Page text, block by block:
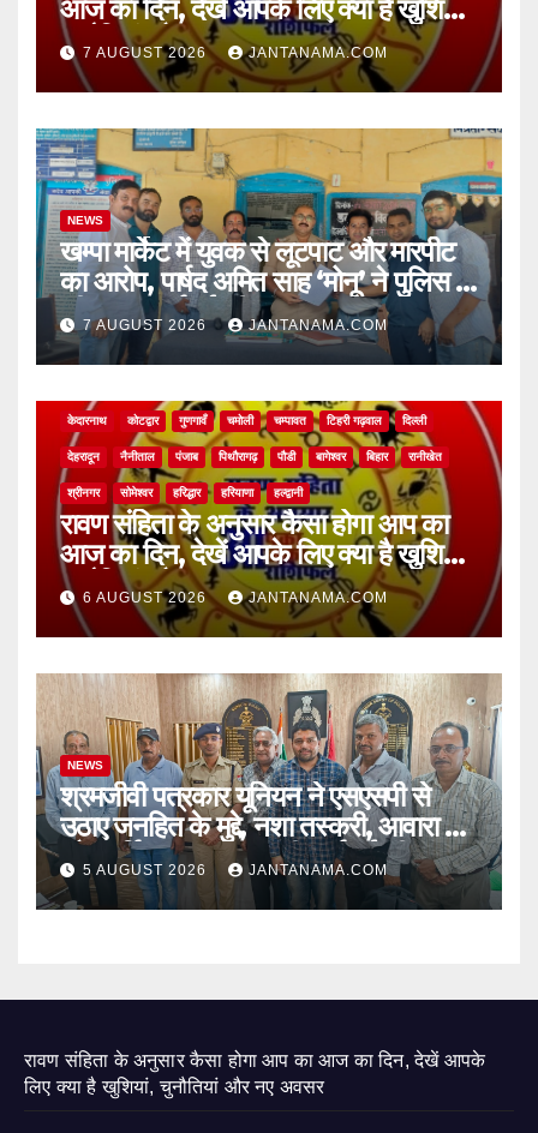
आज का दिन, देखें आपके लिए क्या है खुशियां,
चुनौतियां और नए अवसर
7 AUGUST 2026 JANTANAMA.COM
NEWS
खम्पा मार्केट में युवक से लूटपाट और मारपीट
का आरोप, पार्षद अमित साह ‘मोनू’ ने पुलिस से
की सख्त कार्रवाई की मांग
7 AUGUST 2026 JANTANAMA.COM
केदारनाथ कोटद्वार गुणगावँ चमोली चम्पावत टिहरी गढ़वाल दिल्ली
देहरादून नैनीताल पंजाब पिथौरागढ़ पौडी बागेश्वर बिहार रानीखेत
श्रीनगर सोमेश्वर हरिद्धार हरियाणा हल्द्वानी
रावण संहिता के अनुसार कैसा होगा आप का
आज का दिन, देखें आपके लिए क्या है खुशियां,
चुनौतियां और नए अवसर
6 AUGUST 2026 JANTANAMA.COM
NEWS
श्रमजीवी पत्रकार यूनियन ने एसएसपी से
उठाए जनहित के मुद्दे, नशा तस्करी, आवारा पशु
और पार्किंग व्यवस्था पर की कार्रवाई की मांग
5 AUGUST 2026 JANTANAMA.COM
रावण संहिता के अनुसार कैसा होगा आप का आज का दिन, देखें आपके
लिए क्या है खुशियां, चुनौतियां और नए अवसर